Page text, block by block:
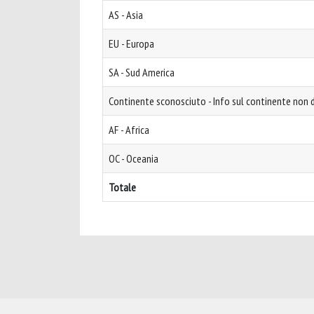
AS - Asia
EU - Europa
SA - Sud America
Continente sconosciuto - Info sul continente non
AF - Africa
OC - Oceania
Totale